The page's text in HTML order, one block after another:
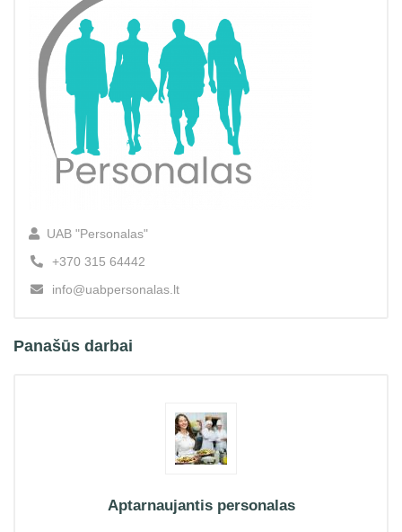
UAB "Personalas"
+370 315 64442
info@uabpersonalas.lt
Panašūs darbai
Aptarnaujantis personalas